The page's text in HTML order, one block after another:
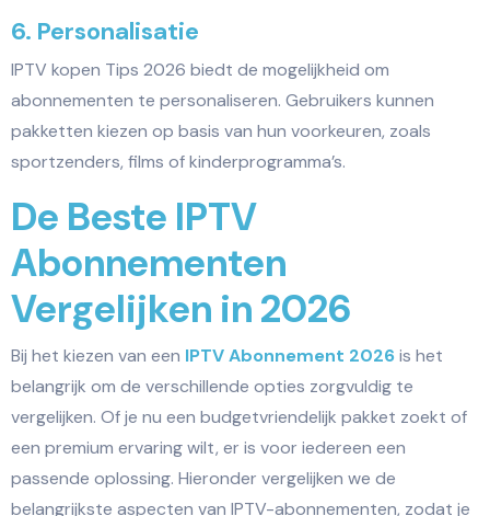
6. Personalisatie
IPTV kopen Tips 2026 biedt de mogelijkheid om
abonnementen te personaliseren. Gebruikers kunnen
pakketten kiezen op basis van hun voorkeuren, zoals
sportzenders, films of kinderprogramma’s.
De Beste IPTV
Abonnementen
Vergelijken in 2026
Bij het kiezen van een IPTV Abonnement 2026is het
belangrijk om de verschillende opties zorgvuldig te
vergelijken. Of je nu een budgetvriendelijk pakket zoekt of
een premium ervaring wilt, er is voor iedereen een
passende oplossing. Hieronder vergelijken we de
belangrijkste aspecten van IPTV-abonnementen, zodat je